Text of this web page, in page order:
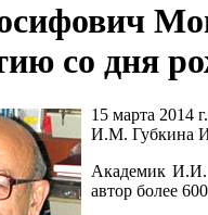
со дня
15 марта 2014
И.М. Губкина
Академик И.И.
автор более